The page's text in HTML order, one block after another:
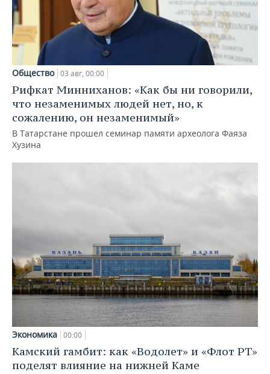
Общество 03 авг, 00:00
Рифкат Минниханов: «Как бы ни говорили,
что незаменимых людей нет, но, к
сожалению, он незаменимый»
В Татарстане прошел семинар памяти археолога Фаяза
Хузина
Экономика 00:00
Камский гамбит: как «Водолет» и «Флот РТ»
поделят влияние на нижней Каме